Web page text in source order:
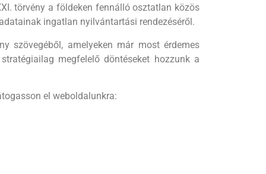
törvény a földeken fennálló osztatlan közös
ingatlan nyilvántartási rendezéséről.
szövegéből, amelyeken már most érdemes
megfelelő döntéseket hozzunk a
el weboldalunkra: